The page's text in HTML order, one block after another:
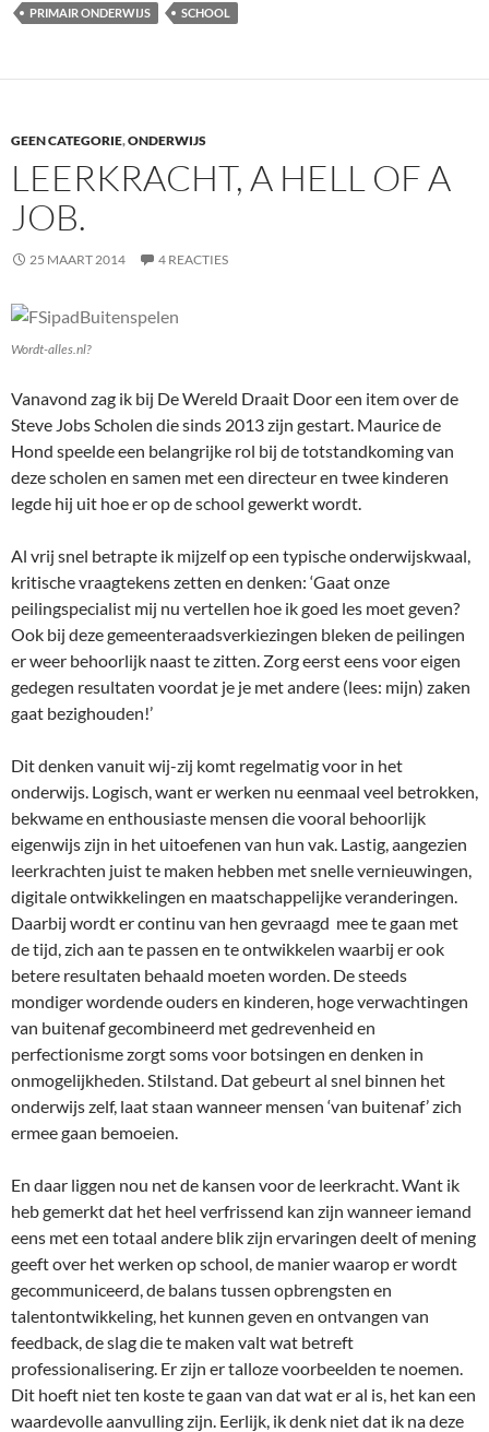
PRIMAIR ONDERWIJS
SCHOOL
GEEN CATEGORIE,ONDERWIJS
LEERKRACHT, A HELL OF A
JOB.
25 MAART 2014 4 REACTIES
Wordt-alles.nl?
Vanavond zag ik bij De Wereld Draait Door een item over de
Steve Jobs Scholen die sinds 2013 zijn gestart. Maurice de
Hond speelde een belangrijke rol bij de totstandkoming van
deze scholen en samen met een directeur en twee kinderen
legde hij uit hoe er op de school gewerkt wordt.
Al vrij snel betrapte ik mijzelf op een typische onderwijskwaal,
kritische vraagtekens zetten en denken: ‘Gaat onze
peilingspecialist mij nu vertellen hoe ik goed les moet geven?
Ook bij deze gemeenteraadsverkiezingen bleken de peilingen
er weer behoorlijk naast te zitten. Zorg eerst eens voor eigen
gedegen resultaten voordat je je met andere (lees: mijn) zaken
gaat bezighouden!’
Dit denken vanuit wij-zij komt regelmatig voor in het
onderwijs. Logisch, want er werken nu eenmaal veel betrokken,
bekwame en enthousiaste mensen die vooral behoorlijk
eigenwijs zijn in het uitoefenen van hun vak. Lastig, aangezien
leerkrachten juist te maken hebben met snelle vernieuwingen,
digitale ontwikkelingen en maatschappelijke veranderingen.
Daarbij wordt er continu van hen gevraagd mee te gaan met
de tijd, zich aan te passen en te ontwikkelen waarbij er ook
betere resultaten behaald moeten worden. De steeds
mondiger wordende ouders en kinderen, hoge verwachtingen
van buitenaf gecombineerd met gedrevenheid en
perfectionisme zorgt soms voor botsingen en denken in
onmogelijkheden. Stilstand. Dat gebeurt al snel binnen het
onderwijs zelf, laat staan wanneer mensen ‘van buitenaf’ zich
ermee gaan bemoeien.
En daar liggen nou net de kansen voor de leerkracht. Want ik
heb gemerkt dat het heel verfrissend kan zijn wanneer iemand
eens met een totaal andere blik zijn ervaringen deelt of mening
geeft over het werken op school, de manier waarop er wordt
gecommuniceerd, de balans tussen opbrengsten en
talentontwikkeling, het kunnen geven en ontvangen van
feedback, de slag die te maken valt wat betreft
professionalisering. Er zijn er talloze voorbeelden te noemen.
Dit hoeft niet ten koste te gaan van dat wat er al is, het kan een
waardevolle aanvulling zijn. Eerlijk, ik denk niet dat ik na deze